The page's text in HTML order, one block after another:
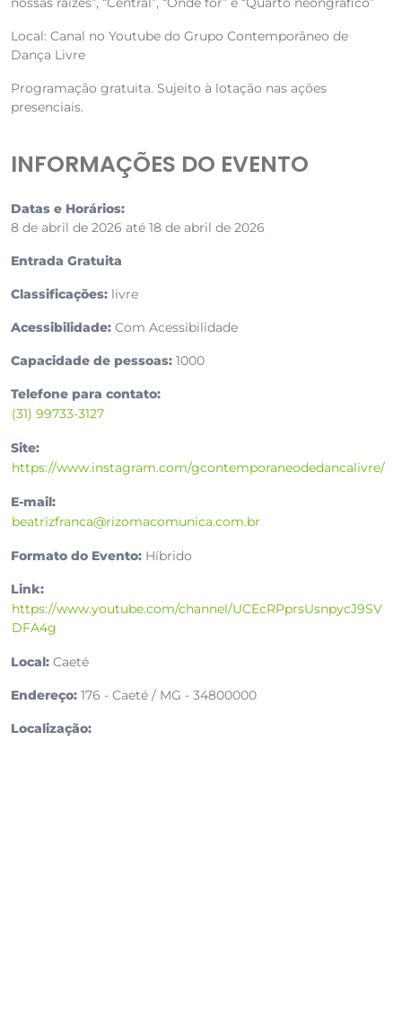
Local: Canal no Youtube do Grupo Contemporâneo de
Dança Livre
Programação gratuita. Sujeito à lotação nas ações
presenciais.
INFORMAÇÕES DO EVENTO
Datas e Horários:
8 de abril de 2026 até 18 de abril de 2026
Entrada Gratuita
Classificações: livre
Acessibilidade: Com Acessibilidade
Capacidade de pessoas: 1000
Telefone para contato:
(31) 99733-3127
Site:
https://www.instagram.com/gcontemporaneodedancalivre/
E-mail:
beatrizfranca@rizomacomunica.com.br
Formato do Evento: Híbrido
Link:
https://www.youtube.com/channel/UCEcRPprsUsnpycJ9SV
DFA4g
Local: Caeté
Endereço: 176 - Caeté / MG - 34800000
Localização: